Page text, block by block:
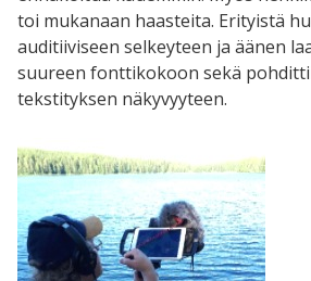
toi mukanaan haasteita. Erityistä
auditiiviseen selkeyteen ja äänen
suureen fonttikokoon sekä
tekstityksen näkyvyyteen.